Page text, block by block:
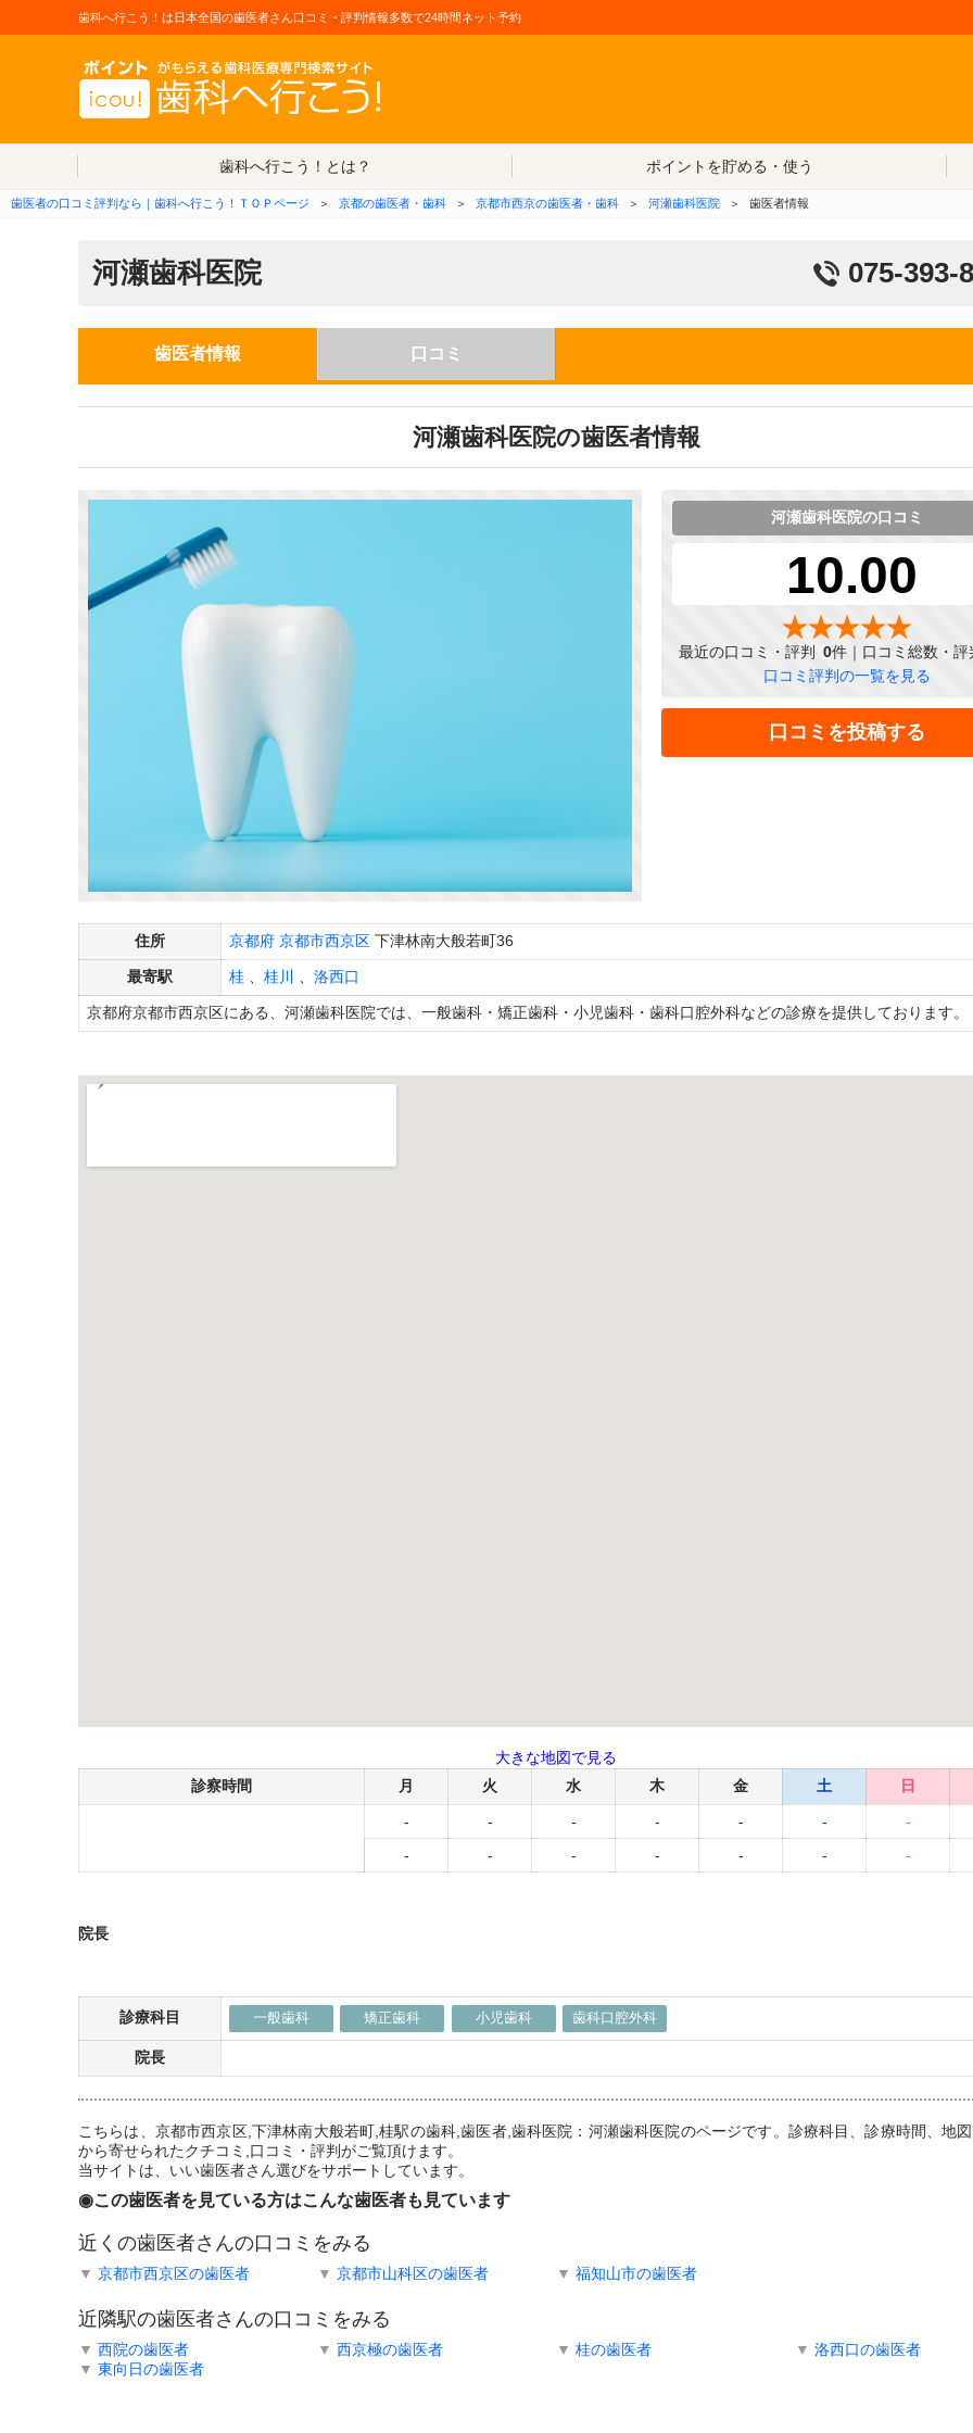
歯科へ行こう！は日本全国の歯医者さん口コミ・評判情報多数で24時間ネット予約
歯科へ行こう！とは？
ポイントを貯める・使う
歯医者の口コミ評判なら｜歯科へ行こう！ＴＯＰページ ＞ 京都の歯医者・歯科 ＞ 京都市西京の歯医者・歯科 ＞ 河瀬歯科医院 ＞ 歯医者情報
河瀬歯科医院 075-393-
歯医者情報 口コミ
河瀬歯科医院の歯医者情報
河瀬歯科医院の口コミ
10.00
最近の口コミ・評判 0件｜口コミ総数・評
口コミ評判の一覧を見る
口コミを投稿する
住所 京都府 京都市西京区 下津林南大般若町36
最寄駅 桂 桂川 洛西口
京都府京都市西京区にある、河瀬歯科医院では、一般歯科・矯正歯科・小児歯科・歯科口腔外科などの診療を提供しております。
大きな地図で見る
診察時間
月 火 水 木 金 土 日
- - - - - - -
-
- - - - - -
院長
診療科目 一般歯科 矯正歯科 小児歯科 歯科口腔外科
院長
こちらは、京都市西京区,下津林南大般若町,桂駅の歯科,歯医者,歯科医院：河瀬歯科医院のページです。診療科目、診療時間、地
から寄せられたクチコミ,口コミ・評判がご覧頂けます。
当サイトは、いい歯医者さん選びをサポートしています。
◉この歯医者を見ている方はこんな歯医者も見ています
近くの歯医者さんの口コミをみる
▼ 京都市西京区の歯医者 ▼ 京都市山科区の歯医者 ▼ 福知山市の歯医者
近隣駅の歯医者さんの口コミをみる
▼ 西院の歯医者 ▼ 西京極の歯医者 ▼ 桂の歯医者 ▼ 洛西口の歯医者
▼ 東向日の歯医者